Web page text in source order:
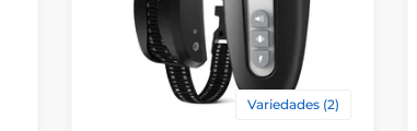
Variedades (2)